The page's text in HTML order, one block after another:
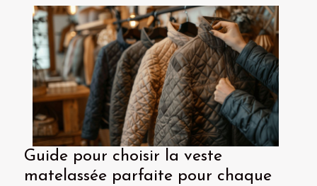
Guide pour choisir la veste
matelassée parfaite pour chaque